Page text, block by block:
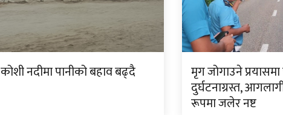
कोशी नदीमा पानीको बहाव बढ्दै मृग जोगाउने प्रयासमा
दुर्घटनाग्रस्त,
रूपमा जलेर नष्ट